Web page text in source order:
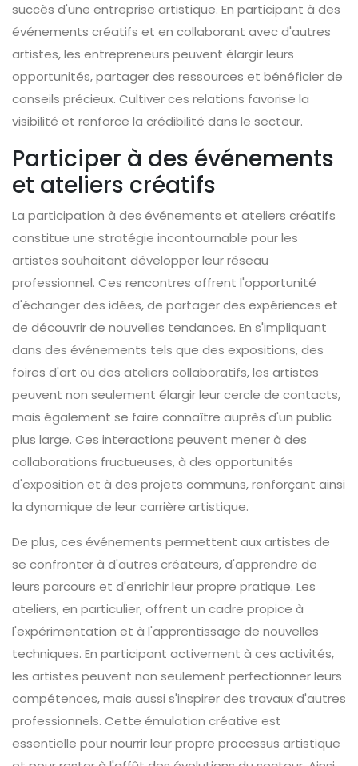
succès d'une entreprise artistique. En participant à des
événements créatifs et en collaborant avec d'autres
artistes, les entrepreneurs peuvent élargir leurs
opportunités, partager des ressources et bénéficier de
conseils précieux. Cultiver ces relations favorise la
visibilité et renforce la crédibilité dans le secteur.
Participer à des événements
et ateliers créatifs
La participation à des événements et ateliers créatifs
constitue une stratégie incontournable pour les
artistes souhaitant développer leur réseau
professionnel. Ces rencontres offrent l'opportunité
d'échanger des idées, de partager des expériences et
de découvrir de nouvelles tendances. En s'impliquant
dans des événements tels que des expositions, des
foires d'art ou des ateliers collaboratifs, les artistes
peuvent non seulement élargir leur cercle de contacts,
mais également se faire connaître auprès d'un public
plus large. Ces interactions peuvent mener à des
collaborations fructueuses, à des opportunités
d'exposition et à des projets communs, renforçant ainsi
la dynamique de leur carrière artistique.
De plus, ces événements permettent aux artistes de
se confronter à d'autres créateurs, d'apprendre de
leurs parcours et d'enrichir leur propre pratique. Les
ateliers, en particulier, offrent un cadre propice à
l'expérimentation et à l'apprentissage de nouvelles
techniques. En participant activement à ces activités,
les artistes peuvent non seulement perfectionner leurs
compétences, mais aussi s'inspirer des travaux d'autres
professionnels. Cette émulation créative est
essentielle pour nourrir leur propre processus artistique